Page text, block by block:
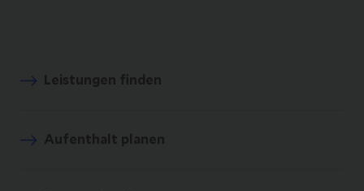
Leistungen finden
Aufenthalt planen